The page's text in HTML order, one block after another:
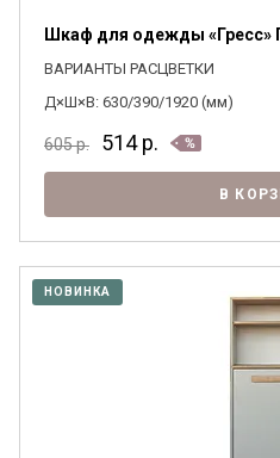
Шкаф для одежды «Гресс»
ВАРИАНТЫ РАСЦВЕТКИ
Д×Ш×В: 630/390/1920 (мм)
605р. 514р.
В
НОВИНКА